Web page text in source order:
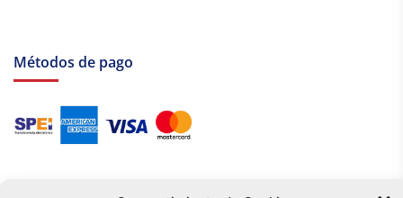
Métodos de pago